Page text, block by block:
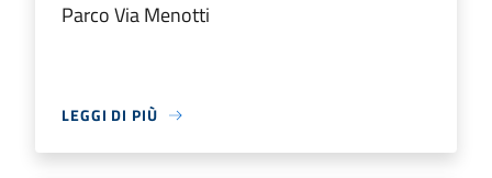
Parco Via Menotti
LEGGI DI PIÙ